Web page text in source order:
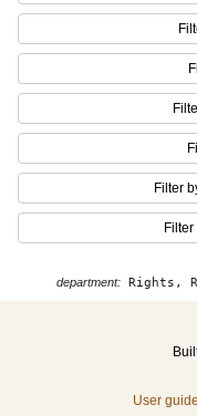
Filter
department: Rights,
User